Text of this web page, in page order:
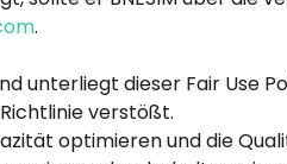
.
unterliegt dieser Fair Use
verstößt.
optimieren und die